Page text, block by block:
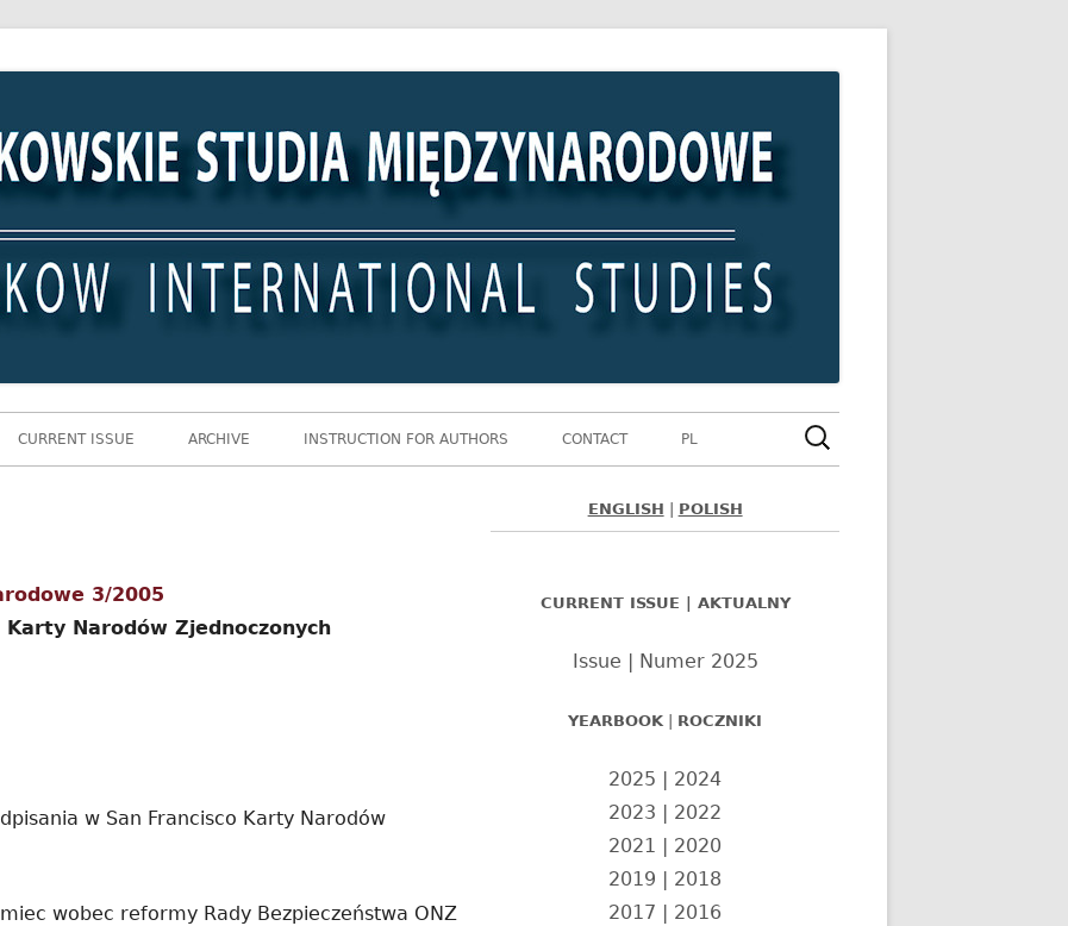
CURRENT ISSUE ARCHIVE INSTRUCTION FOR AUTHORS CONTACT PL
Szukaj:
3/2005
Narodów Zjednoczonych
w San Francisco Karty Narodów
wobec reformy Rady Bezpieczeństwa ONZ
GłównyENGLISH POLISH
CURRENT ISSUE | AKTUALNY
Issue | Numer 2025
YEARBOOK | ROCZNIKI
2025 | 2024
2023 | 2022
2021 | 2020
2019 | 2018
2017 | 2016